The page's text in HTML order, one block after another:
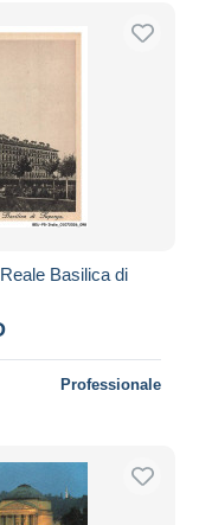
Basilica di
Professionale